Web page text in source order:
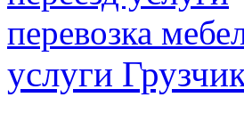
перевозка
услуги